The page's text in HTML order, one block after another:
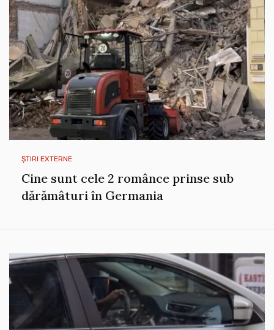
ȘTIRI EXTERNE
Cine sunt cele 2 românce prinse sub
dărămâturi în Germania